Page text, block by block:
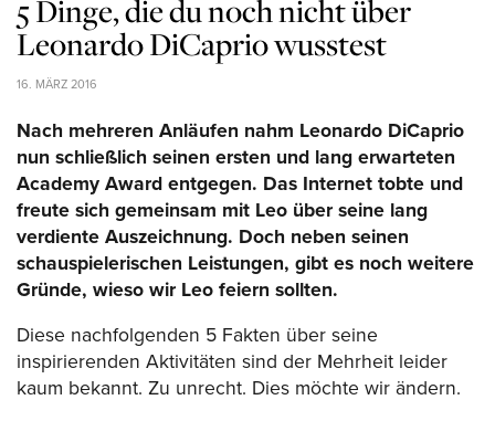
5 Dinge, die du noch nicht über
Leonardo DiCaprio wusstest
16. MÄRZ 2016
Nach mehreren Anläufen nahm Leonardo DiCaprio
nun schließlich seinen ersten und lang erwarteten
Academy Award entgegen. Das Internet tobte und
freute sich gemeinsam mit Leo über seine lang
verdiente Auszeichnung. Doch neben seinen
schauspielerischen Leistungen, gibt es noch weitere
Gründe, wieso wir Leo feiern sollten.
Diese nachfolgenden 5 Fakten über seine
inspirierenden Aktivitäten sind der Mehrheit leider
kaum bekannt. Zu unrecht. Dies möchte wir ändern.